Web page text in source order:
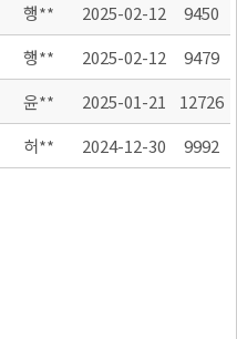
행** 2025-02-12
9450
행** 2025-02-12
9479
윤** 2025-01-21
12726
허** 2024-12-30 9992